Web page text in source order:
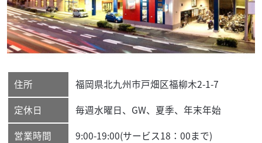
住所 福岡県北九州市戸畑区福柳木2-1-7
定休日
毎週水曜日、GW、夏季、年末年始
営業時間
9:00-19:00(サービス18：00まで)